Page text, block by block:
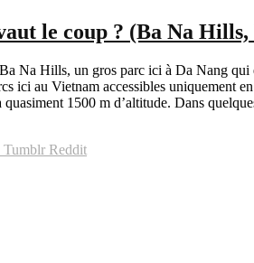
le coup ? (Ba Na
Na Hills, un gros parc ici à Da Nang
ici au Vietnam accessibles uniquement
1500 m d’altitude. Dans
Tumblr Reddit